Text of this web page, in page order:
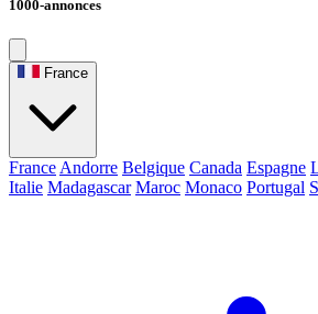
1000-annonces
France
France Andorre Belgique Canada Espagne
Italie Madagascar Maroc Monaco Portugal